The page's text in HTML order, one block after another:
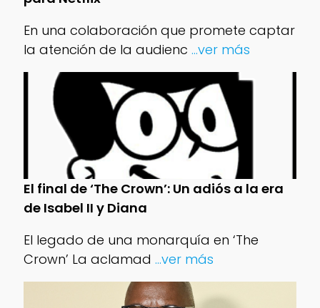
En una colaboración que promete captar
la atención de la audienc ...ver más
El final de ‘The Crown’: Un adiós a la era
de Isabel II y Diana
El legado de una monarquía en ‘The
Crown’ La aclamad ...ver más